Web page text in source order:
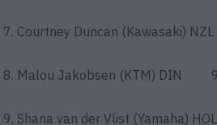
7. Courtney Duncan (Kawasaki)
8. Malou Jakobsen (KTM) DIN
9. Shana van der Vlist (Yamaha)